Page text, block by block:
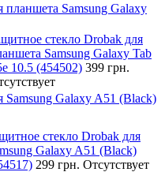
планшета Samsung Galaxy
стекло Drobak для
Samsung Galaxy Tab
10.5 (454502) 399 грн.
Samsung Galaxy A51 (Black)
стекло Drobak для
Galaxy A51 (Black)
299 грн. Отсутствует